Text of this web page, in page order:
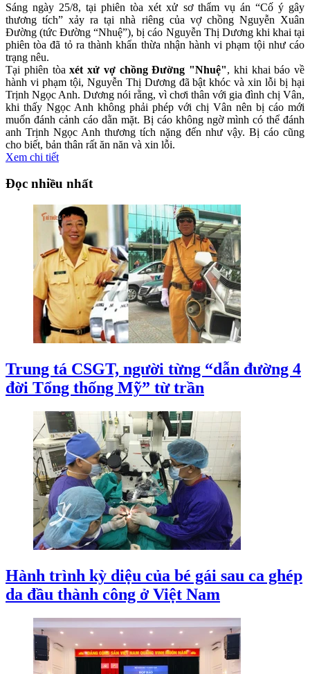
Sáng ngày 25/8, tại phiên tòa xét xử sơ thẩm vụ án “Cố ý gây
thương tích” xảy ra tại nhà riêng của vợ chồng Nguyễn Xuân
Đường (tức Đường “Nhuệ”), bị cáo Nguyễn Thị Dương khi khai tại
phiên tòa đã tỏ ra thành khẩn thừa nhận hành vi phạm tội như cáo
trạng nêu.
Tại phiên tòaxét xử vợ chồng Đường "Nhuệ", khi khai báo về
hành vi phạm tội, Nguyễn Thị Dương đã bật khóc và xin lỗi bị hại
Trịnh Ngọc Anh. Dương nói rằng, vì chơi thân với gia đình chị Vân,
khi thấy Ngọc Anh không phải phép với chị Vân nên bị cáo mới
muốn đánh cảnh cáo dằn mặt. Bị cáo không ngờ mình có thể đánh
anh Trịnh Ngọc Anh thương tích nặng đến như vậy. Bị cáo cũng
cho biết, bản thân rất ăn năn và xin lỗi.
Xem chi tiết
Đọc nhiều nhất
Trung tá CSGT, người từng “dẫn đường 4
đời Tổng thống Mỹ” từ trần
Hành trình kỳ diệu của bé gái sau ca ghép
da đầu thành công ở Việt Nam